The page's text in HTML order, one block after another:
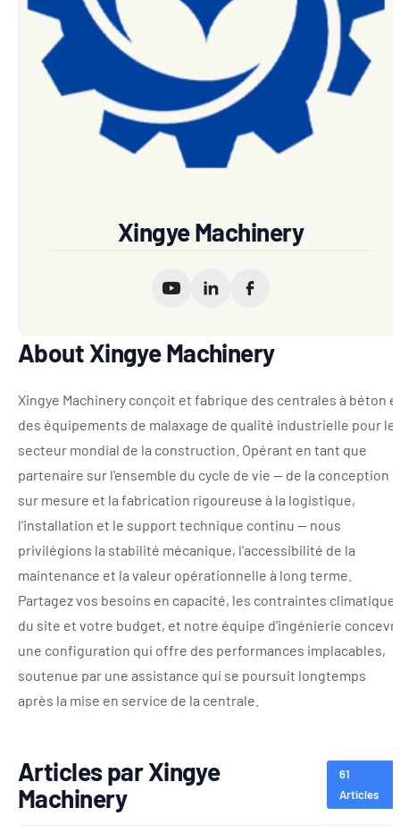
Xingye Machinery
About Xingye Machinery
Xingye Machinery conçoit et fabrique des centrales à béton
des équipements de malaxage de qualité industrielle pour le
secteur mondial de la construction. Opérant en tant que
partenaire sur l'ensemble du cycle de vie — de la conception
sur mesure et la fabrication rigoureuse à la logistique,
l'installation et le support technique continu — nous
privilégions la stabilité mécanique, l'accessibilité de la
maintenance et la valeur opérationnelle à long terme.
Partagez vos besoins en capacité, les contraintes
du site et votre budget, et notre équipe d'ingénierie
une configuration qui offre des performances implacables,
soutenue par une assistance qui se poursuit longtemps
après la mise en service de la centrale.
Articles par Xingye
Machinery
61
Articles